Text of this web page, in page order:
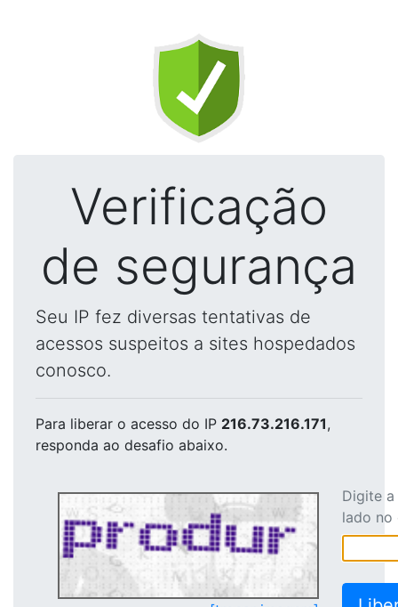
Verificação
de segurança
Seu IP fez diversas tentativas de
acessos suspeitos a sites hospedados
conosco.
Para liberar o acesso do IP 216.73.216.171,
responda ao desafio abaixo.
Digite
lado no